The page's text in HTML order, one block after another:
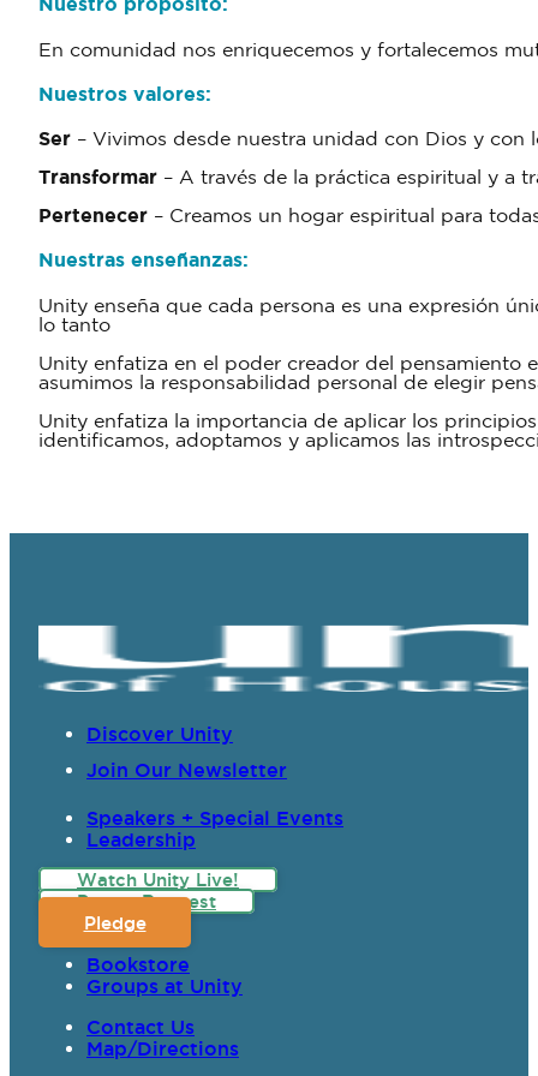
Nuestro propósito:
En comunidad nos enriquecemos y fortalecemos
Nuestros valores:
Ser – Vivimos desde nuestra unidad con Dios y
Transformar – A través de la práctica espiritual y a
Pertenecer – Creamos un hogar espiritual para
Nuestras enseñanzas:
Unity enseña que cada persona es una expresión
lo tanto
Unity enfatiza en el poder creador del pensamiento
asumimos la responsabilidad personal de elegir
Unity enfatiza la importancia de aplicar los
identificamos, adoptamos y aplicamos las
Discover Unity
Join Our Newsletter
Speakers + Special Events
Leadership
Watch Unity Live!
Prayer Request
Pledge
Bookstore
Groups at Unity
Contact Us
Map/Directions